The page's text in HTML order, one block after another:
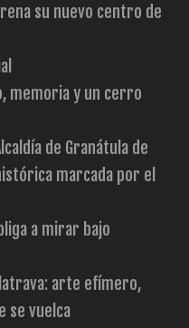
su nuevo centro de
memoria y un cerro
de Granátula de
marcada por el
a mirar bajo
arte efímero,
se vuelca